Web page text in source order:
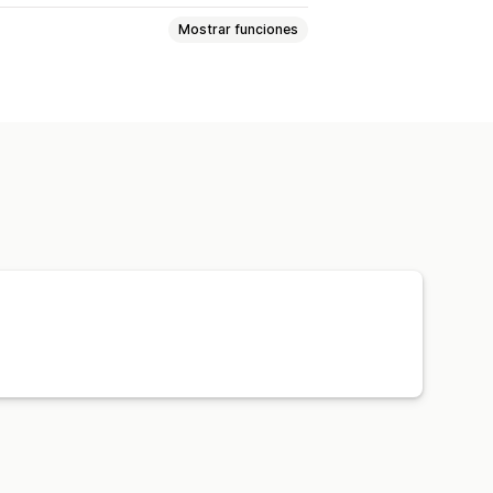
Mostrar funciones
personalizado